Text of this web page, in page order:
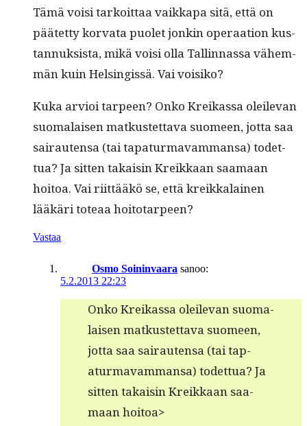
Tämä voisi tarkoit­taa vaikka­pa sitä, että on
päätet­ty kor­va­ta puo­let jonkin oper­aa­tion kus­
tan­nuk­sista, mikä voisi olla Tallinnas­sa vähem­
män kuin Helsingis­sä. Vai voisiko?
Kuka arvioi tarpeen? Onko Kreikas­sa oleil­e­van
suo­ma­laisen matkustet­ta­va suomeen, jot­ta saa
sairaut­en­sa (tai tap­atur­mavam­mansa) todet­
tua? Ja sit­ten takaisin Kreikkaan saa­maan
hoitoa. Vai riit­tääkö se, että kreikkalainen
lääkäri toteaa hoitotarpeen?
Vastaa
Osmo Soininvaara sanoo:
5.2.2013 22:23
Onko Kreikas­sa oleil­e­van suo­ma­
laisen matkustet­ta­va suomeen,
jot­ta saa sairaut­en­sa (tai tap­
atur­mavam­mansa) todet­tua? Ja
sit­ten takaisin Kreikkaan saa­
maan hoitoa>